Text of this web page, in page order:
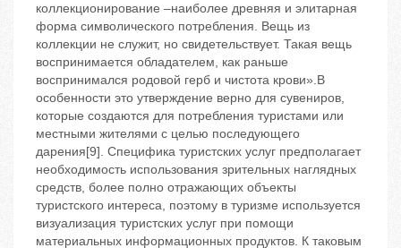
коллекционирование –наиболее древняя и элитарная
форма символического потребления. Вещь из
коллекции не служит, но свидетельствует. Такая вещь
воспринимается обладателем, как раньше
воспринимался родовой герб и чистота крови».В
особенности это утверждение верно для сувениров,
которые создаются для потребления туристами или
местными жителями с целью последующего
дарения[9]. Специфика туристских услуг предполагает
необходимость использования зрительных наглядных
средств, более полно отражающих объекты
туристского интереса, поэтому в туризме используется
визуализация туристских услуг при помощи
материальных информационных продуктов. К таковым